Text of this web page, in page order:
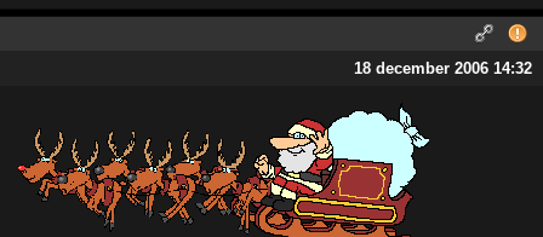
18 december 2006 14:32